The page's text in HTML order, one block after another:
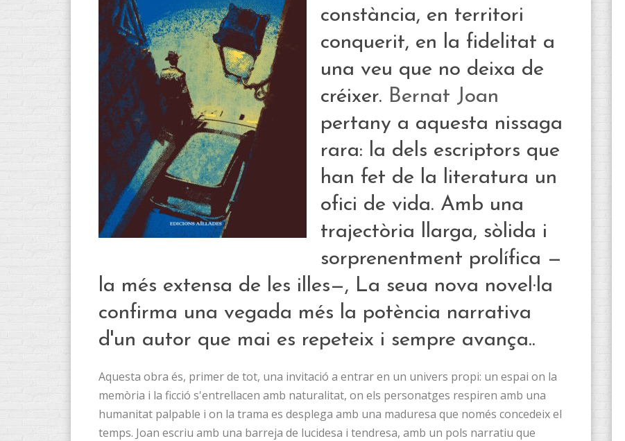
constància, en territori
conquerit, en la fidelitat a
una veu que no deixa de
créixer. Bernat Joan
pertany a aquesta nissaga
rara: la dels escriptors que
han fet de la literatura un
ofici de vida. Amb una
trajectòria llarga, sòlida i
sorprenentment prolífica —
la més extensa de les illes—, La seua nova novel·la
confirma una vegada més la potència narrativa
d'un autor que mai es repeteix i sempre avança..
Aquesta obra és, primer de tot, una invitació a entrar en un univers propi: un espai on la
memòria i la ficció s'entrellacen amb naturalitat, on els personatges respiren amb una
humanitat palpable i on la trama es desplega amb una maduresa que només concedeix el
temps. Joan escriu amb una barreja de lucidesa i tendresa, amb un pols narratiu que